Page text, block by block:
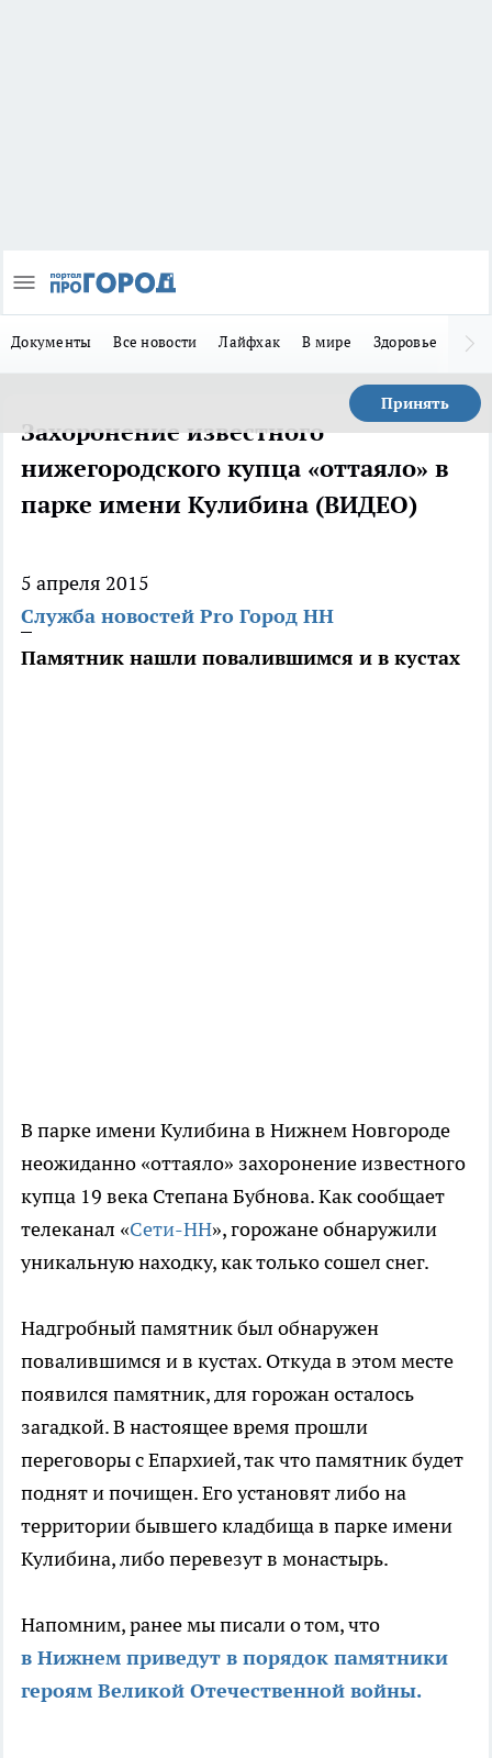
Документы Все новости Лайфхак В мире Здоровье
Принять
Захоронение известного
нижегородского купца «оттаяло» в
парке имени Кулибина (ВИДЕО)
5 апреля 2015
Служба новостей Pro Город НН
Памятник нашли повалившимся и в кустах
В парке имени Кулибина в Нижнем Новгороде
неожиданно «оттаяло» захоронение известного
купца 19 века Степана Бубнова. Как сообщает
телеканал «Сети-НН», горожане обнаружили
уникальную находку, как только сошел снег.
Надгробный памятник был обнаружен
повалившимся и в кустах. Откуда в этом месте
появился памятник, для горожан осталось
загадкой. В настоящее время прошли
переговоры с Епархией, так что памятник будет
поднят и почищен. Его установят либо на
территории бывшего кладбища в парке имени
Кулибина, либо перевезут в монастырь.
Напомним, ранее мы писали о том, что
в Нижнем приведут в порядок памятники
героям Великой Отечественной войны.